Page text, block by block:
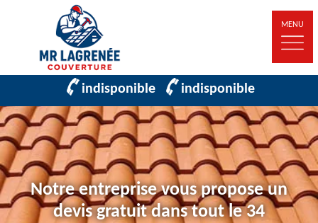
MENU
indisponible indisponible
Notre entreprise vous propose un
devis gratuit dans tout le 34